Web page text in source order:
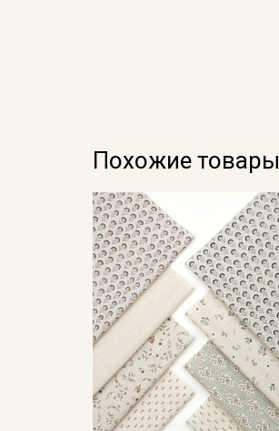
Похожие товары